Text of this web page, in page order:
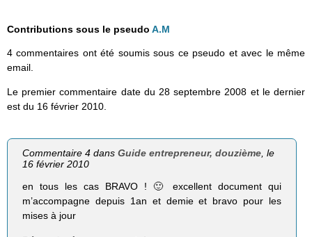
Contributions sous le pseudo A.M
4 commentaires ont été soumis sous ce pseudo et avec le même
email.
Le premier commentaire date du 28 septembre 2008 et le dernier
est du 16 février 2010.
Commentaire 4 dansGuide entrepreneur, douzième, le
16 février 2010
en tous les cas BRAVO ! 🙂 excellent document qui
m’accompagne depuis 1an et demie et bravo pour les
mises à jour